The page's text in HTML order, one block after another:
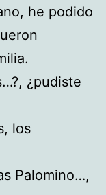
he podido
¿pudiste
los
Palomino…,